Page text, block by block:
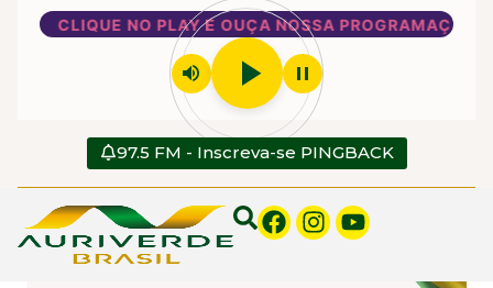
CLIQUE NO PLAY E OUÇA NOSSA PROGRAMAÇÃO
volume_up play_arrow pause
97.5 FM - Inscreva-se PINGBACK